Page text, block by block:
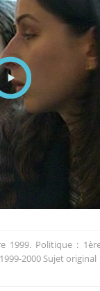
1999. Politique :
2000 Sujet original